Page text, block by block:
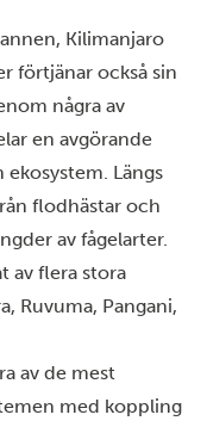
Kilimanjaro
förtjänar också sin
några av
en avgörande
Längs
flodhästar och
av fågelarter.
av flera stora
Ruvuma, Pangani,
av de mest
med koppling